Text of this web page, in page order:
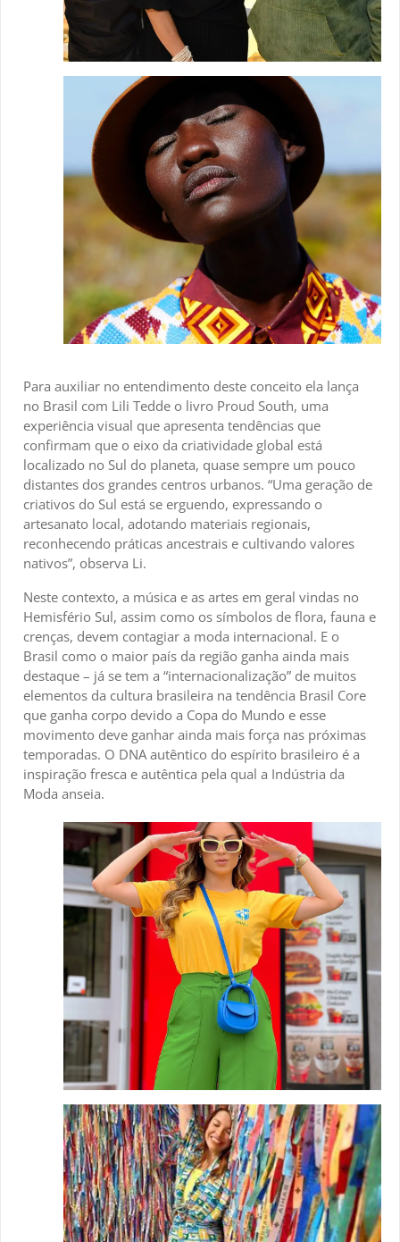
Para auxiliar no entendimento deste conceito ela lança
no Brasil com Lili Tedde o livro Proud South, uma
experiência visual que apresenta tendências que
confirmam que o eixo da criatividade global está
localizado no Sul do planeta, quase sempre um pouco
distantes dos grandes centros urbanos. “Uma geração de
criativos do Sul está se erguendo, expressando o
artesanato local, adotando materiais regionais,
reconhecendo práticas ancestrais e cultivando valores
nativos”, observa Li.
Neste contexto, a música e as artes em geral vindas no
Hemisfério Sul, assim como os símbolos de flora, fauna e
crenças, devem contagiar a moda internacional. E o
Brasil como o maior país da região ganha ainda mais
destaque – já se tem a “internacionalização” de muitos
elementos da cultura brasileira na tendência Brasil Core
que ganha corpo devido a Copa do Mundo e esse
movimento deve ganhar ainda mais força nas próximas
temporadas. O DNA autêntico do espírito brasileiro é a
inspiração fresca e autêntica pela qual a Indústria da
Moda anseia.